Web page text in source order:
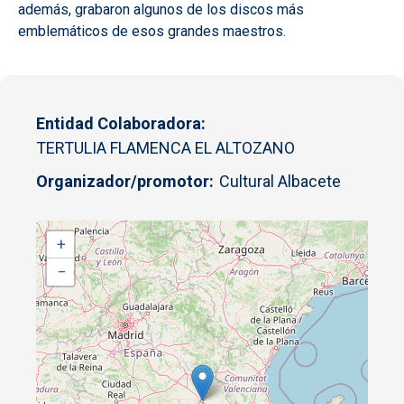
además, grabaron algunos de los discos más
emblemáticos de esos grandes maestros.
Entidad Colaboradora
TERTULIA FLAMENCA EL ALTOZANO
Organizador/promotor Cultural Albacete
+
−